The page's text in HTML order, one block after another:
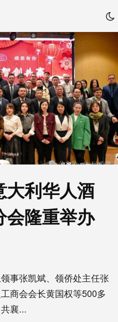
大利华人酒
会隆重举办
事张凯斌、领侨处主任张
商会会长黄国权等500多
襄...